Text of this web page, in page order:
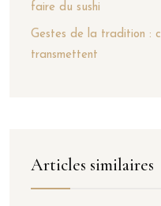
faire du sushi
Gestes de la tradition :
transmettent
Articles similaires